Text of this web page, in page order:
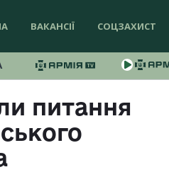
ВАКАНСІЇ СОЦЗАХИСТ
питання